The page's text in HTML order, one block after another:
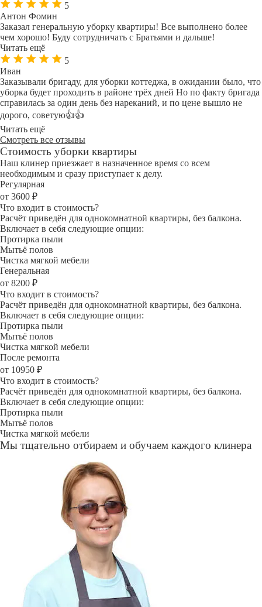
5
Антон Фомин
Заказал генеральную уборку квартиры! Все выполнено более
чем хорошо! Буду сотрудничать с Братьями и дальше!
Читать ещё
5
Иван
Заказывали бригаду, для уборки коттеджа, в ожидании было, что
уборка будет проходить в районе трёх дней Но по факту бригада
справилась за один день без нареканий, и по цене вышло не
дорого, советую👍👍
Читать ещё
Смотреть все отзывы
Стоимость уборки квартиры
Наш клинер приезжает в назначенное время со всем
необходимым и сразу приступает к делу.
Регулярная
от 3600 ₽
Что входит в стоимость?
Расчёт приведён для однокомнатной квартиры, без балкона.
Включает в себя следующие опции:
Протирка пыли
Мытьё полов
Чистка мягкой мебели
Генеральная
от 8200 ₽
Что входит в стоимость?
Расчёт приведён для однокомнатной квартиры, без балкона.
Включает в себя следующие опции:
Протирка пыли
Мытьё полов
Чистка мягкой мебели
После ремонта
от 10950 ₽
Что входит в стоимость?
Расчёт приведён для однокомнатной квартиры, без балкона.
Включает в себя следующие опции:
Протирка пыли
Мытьё полов
Чистка мягкой мебели
Мы тщательно отбираем и обучаем каждого клинера